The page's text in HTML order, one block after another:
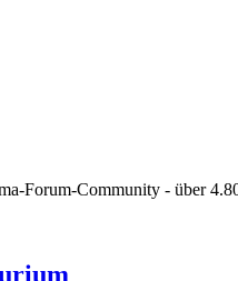
Forum-Community - über